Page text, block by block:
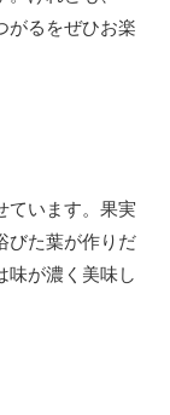
がるをぜひお楽
ています。果実
びた葉が作りだ
味が濃く美味し